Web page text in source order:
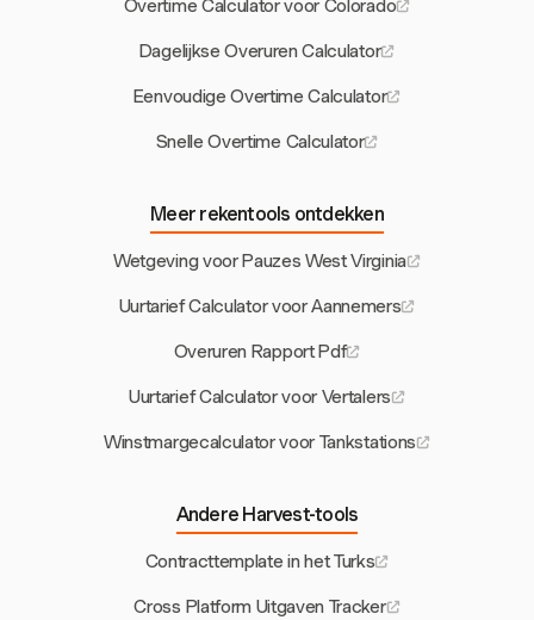
Overtime Calculator voor Colorado
Dagelijkse Overuren Calculator
Eenvoudige Overtime Calculator
Snelle Overtime Calculator
Meer rekentools ontdekken
Wetgeving voor Pauzes West Virginia
Uurtarief Calculator voor Aannemers
Overuren Rapport Pdf
Uurtarief Calculator voor Vertalers
Winstmargecalculator voor Tankstations
Andere Harvest-tools
Contracttemplate in het Turks
Cross Platform Uitgaven Tracker